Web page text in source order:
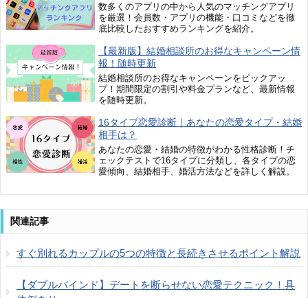
数多くのアプリの中から人気のマッチングアプリ
を厳選！会員数・アプリの機能・口コミなどを徹
底比較したおすすめランキングを紹介。
【最新版】結婚相談所のお得なキャンペーン情
報！随時更新
結婚相談所のお得なキャンペーンをピックアッ
プ！期間限定の割引や料金プランなど、最新情報
を随時更新。
16タイプ恋愛診断｜あなたの恋愛タイプ・結婚
相手は？
あなたの恋愛・結婚の特徴がわかる性格診断！チ
ェックテストで16タイプに分類し、各タイプの恋
愛傾向、結婚相手、婚活方法などを詳しく解説。
関連記事
すぐ別れるカップルの5つの特徴と長続きさせるポイント解説
【ダブルバインド】デートを断らせない恋愛テクニック！具